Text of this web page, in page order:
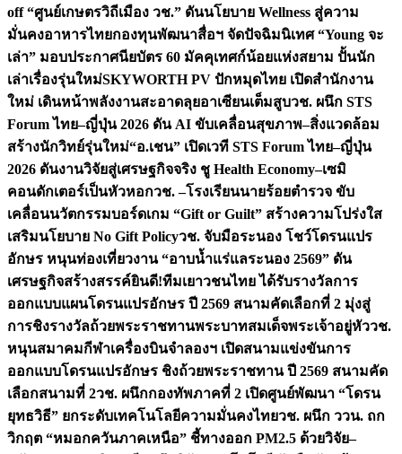
off “ศูนย์เกษตรวิถีเมือง วช.” ดันนโยบาย Wellness สู่ความ
มั่นคงอาหารไทยกองทุนพัฒนาสื่อฯ จัดปัจฉิมนิเทศ “Young จะ
เล่า” มอบประกาศนียบัตร 60 มัคคุเทศก์น้อยแห่งสยาม ปั้นนัก
เล่าเรื่องรุ่นใหม่SKYWORTH PV ปักหมุดไทย เปิดสำนักงาน
ใหม่ เดินหน้าพลังงานสะอาดลุยอาเซียนเต็มสูบวช. ผนึก STS
Forum ไทย–ญี่ปุ่น 2026 ดัน AI ขับเคลื่อนสุขภาพ–สิ่งแวดล้อม
สร้างนักวิทย์รุ่นใหม่“อ.เชน” เปิดเวที STS Forum ไทย–ญี่ปุ่น
2026 ดันงานวิจัยสู่เศรษฐกิจจริง ชู Health Economy–เซมิ
คอนดักเตอร์เป็นหัวหอกวช. –โรงเรียนนายร้อยตำรวจ ขับ
เคลื่อนนวัตกรรมบอร์ดเกม “Gift or Guilt” สร้างความโปร่งใส
เสริมนโยบาย No Gift Policyวช. จับมือระนอง โชว์โดรนแปร
อักษร หนุนท่องเที่ยวงาน “อาบน้ำแร่แลระนอง 2569” ดัน
เศรษฐกิจสร้างสรรค์ยินดี!ทีมเยาวชนไทย ได้รับรางวัลการ
ออกแบบแผนโดรนแปรอักษร ปี 2569 สนามคัดเลือกที่ 2 มุ่งสู่
การชิงรางวัลถ้วยพระราชทานพระบาทสมเด็จพระเจ้าอยู่หัววช.
หนุนสมาคมกีฬาเครื่องบินจำลองฯ เปิดสนามแข่งขันการ
ออกแบบโดรนแปรอักษร ชิงถ้วยพระราชทาน ปี 2569 สนามคัด
เลือกสนามที่ 2วช. ผนึกกองทัพภาคที่ 2 เปิดศูนย์พัฒนา “โดรน
ยุทธวิธี” ยกระดับเทคโนโลยีความมั่นคงไทยวช. ผนึก ววน. ถก
วิกฤต “หมอกควันภาคเหนือ” ชี้ทางออก PM2.5 ด้วยวิจัย–